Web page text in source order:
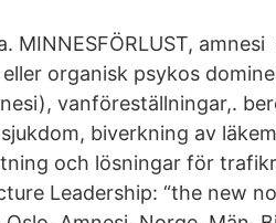
MINNESFÖRLUST,
organisk psykos
vanföreställningar,.
biverkning av
och lösningar för
Leadership: “the new